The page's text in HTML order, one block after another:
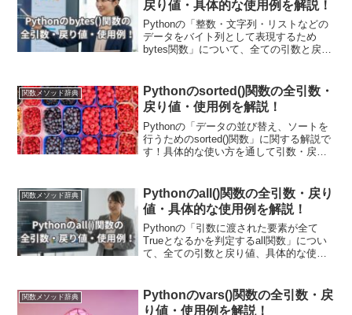
戻り値・具体的な使用例を解説！
Pythonの「整数・文字列・リストなどの
データをバイト列として表現するため
bytes関数」について、全ての引数と戻り
字列、リストをbytearray関数を使ってバ
イト列に変換する方法や応用例を紹介し
ています。
関数メソッド辞典
Pythonのsorted()関数の全引数・
戻り値・使用例を解説！
Pythonの「データの並び替え、ソートを
行うためのsorted()関数」に関する解説で
す！具体的な使い方を通して引数・戻り
介しています！文章を取り扱う処理から
システム開発まで様々な場面でよく使わ
れます。
関数メソッド辞典
Pythonのall()関数の全引数・戻り
値・具体的な使用例を解説！
Pythonの「引数に渡された要素が全て
Trueとなるかを判定するall関数」につい
て、全ての引数と戻り値、具体的な使用
す。応用例として特定の条件を満たすか
どうかを一括してチェックする方法を具
関数メソッド辞典
Pythonのvars()関数の全引数・戻
り値・使用例を解説！